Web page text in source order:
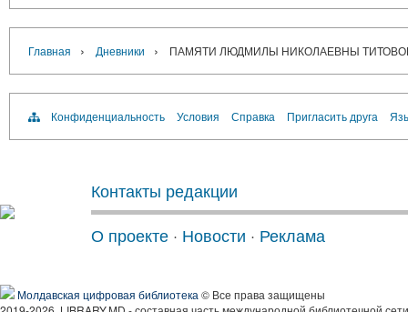
Главная › Дневники › ПАМЯТИ ЛЮДМИЛЫ НИКОЛАЕВНЫ ТИТОВОЙ
Конфиденциальность Условия Справка Пригласить друга
Контакты редакции
О проекте · Новости · Реклама
Молдавская цифровая библиотека © Все права защищены